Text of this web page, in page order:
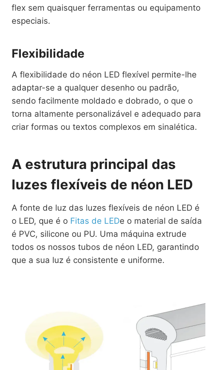
flex sem quaisquer ferramentas ou equipamento
especiais.
Flexibilidade
A flexibilidade do néon LED flexível permite-lhe
adaptar-se a qualquer desenho ou padrão,
sendo facilmente moldado e dobrado, o que o
torna altamente personalizável e adequado para
criar formas ou textos complexos em sinalética.
A estrutura principal das
luzes flexíveis de néon LED
A fonte de luz das luzes flexíveis de néon LED é
o LED, que é o Fitas de LEDe o material de saída
é PVC, silicone ou PU. Uma máquina extrude
todos os nossos tubos de néon LED, garantindo
que a sua luz é consistente e uniforme.